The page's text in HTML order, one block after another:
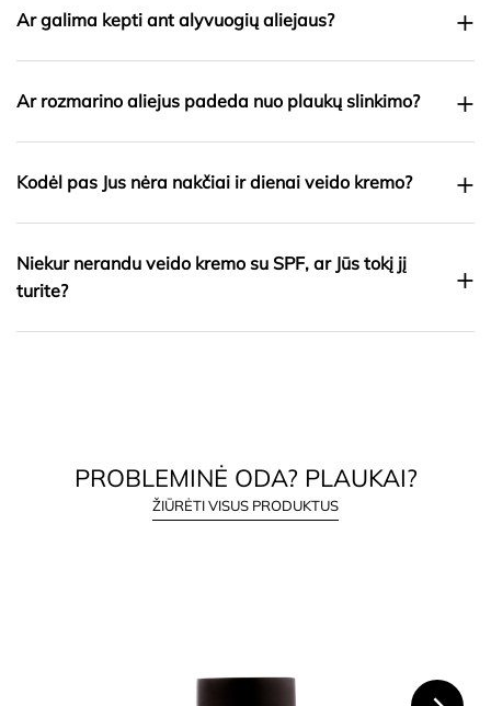
Ar galima kepti ant alyvuogių aliejaus? +
Ar rozmarino aliejus padeda nuo plaukų slinkimo? +
Kodėl pas Jus nėra nakčiai ir dienai veido kremo? +
Niekur nerandu veido kremo su SPF, ar Jūs tokį jį
turite?
+
PROBLEMINĖ ODA? PLAUKAI?
ŽIŪRĖTI VISUS PRODUKTUS